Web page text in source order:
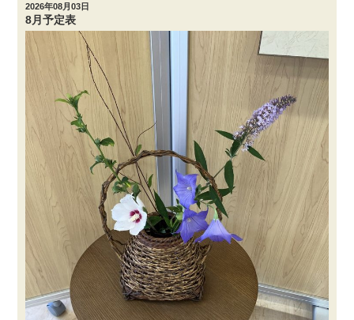
2026年08月03日
8月予定表